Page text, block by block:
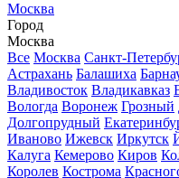
Москва
Город
Москва
Все Москва Санкт-
Астрахань Балашиха
Владивосток Владикавказ
Вологда Воронеж Грозный
Долгопрудный
Иваново Ижевск Иркутск
Калуга Кемерово Киров
Королев Кострома